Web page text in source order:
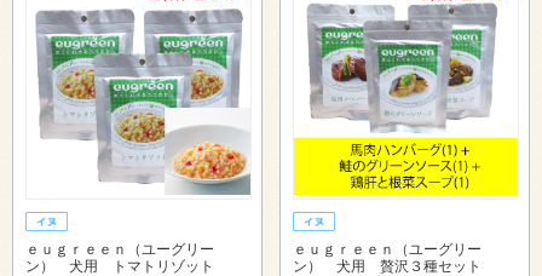
ｅｕｇｒｅｅｎ（ユーグリー
ン） 犬用 トマトリゾット
ｅｕｇｒｅｅｎ（ユーグリー
ン） 犬用 贅沢３種セット